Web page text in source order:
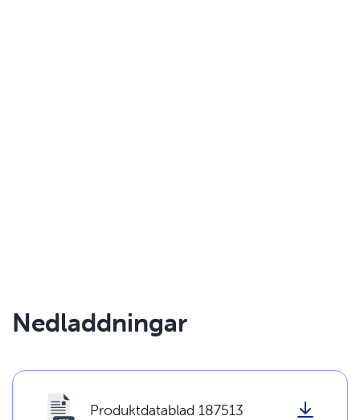
Nedladdningar
Produktdatablad 187513